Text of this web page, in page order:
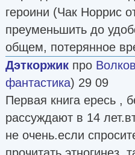
героини (Чак Норрис
преуменьшить до
общем, потерянное
Дэткоржик про Волков
фантастика) 29 09
Первая книга ересь ,
рассуждают в 14
не очень.если